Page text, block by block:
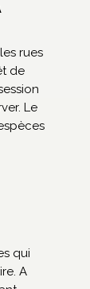
rues
de
Le
qui
A